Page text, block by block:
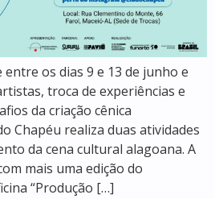
os dias 9 e 13 de junho e
troca de experiências e
da criação cênica
Chapéu realiza duas atividades
da cena cultural alagoana. A
mais uma edição do
“Produção […]